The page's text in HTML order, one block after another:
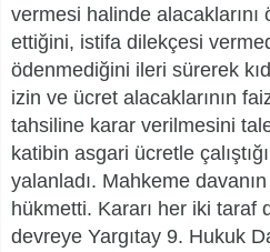
vermesi halinde
ettiğini, istifa dilekçesi
ödenmediğini ileri sürerek
izin ve ücret alacaklarının
tahsiline karar verilmesini
katibin asgari ücretle
yalanladı. Mahkeme
hükmetti. Kararı her iki taraf
devreye Yargıtay 9. Hukuk